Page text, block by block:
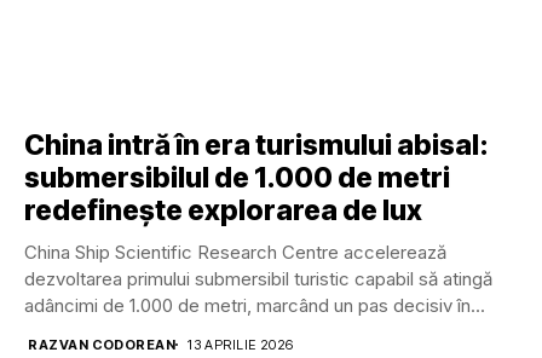
China intră în era turismului abisal:
submersibilul de 1.000 de metri
redefinește explorarea de lux
China Ship Scientific Research Centre accelerează
dezvoltarea primului submersibil turistic capabil să atingă
adâncimi de 1.000 de metri, marcând un pas decisiv în...
RAZVAN CODOREAN 13 APRILIE 2026